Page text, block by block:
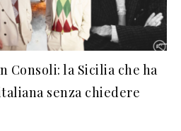
Consoli: la Sicilia che ha
senza chiedere